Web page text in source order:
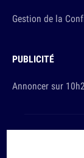
Gestion de la
PUBLICITÉ
Annoncer sur